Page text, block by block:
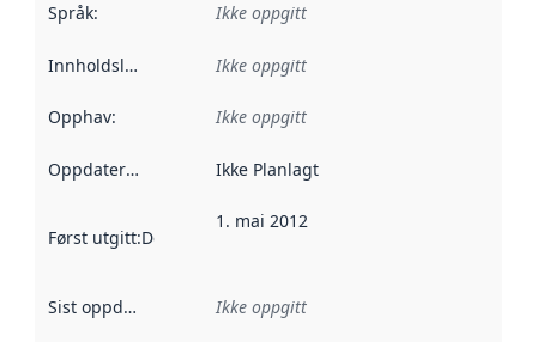
Språk: Ikke oppgitt
Innholdsleverandører :
Ikke oppgitt
Opphav: Ikke oppgitt
Oppdateringsfrekvens :
Ikke Planlagt
Først utgitt:Denne datoen sier når dataene i dette
1. mai 2012
Sist oppdatert Ikke oppgitt